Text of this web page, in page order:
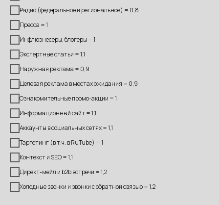
Радио (федеральное и региональное) = 0,8
Пресса = 1
Инфлюэнесеры, блогеры = 1
Экспертные статьи = 1,1
Наружная реклама = 0,9
Целевая реклама в местах ожидания = 0,9
Ознакомительные промо-акции = 1
Информационный сайт = 1,1
Аккаунты в социальных сетях = 1,1
Таргетинг (в т.ч. в RuTube) = 1
Контекст и SEO = 1,1
Директ-мейл и b2b встречи = 1,2
Холодные звонки и звонки с обратной связью = 1,2